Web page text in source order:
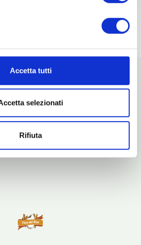
Accetta tutti
selezionati
Rifiuta
con: